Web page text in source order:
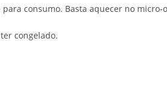
para consumo. Basta aquecer no
congelado.